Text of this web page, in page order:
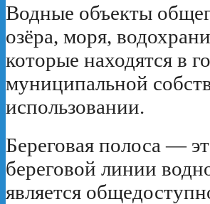
Водные объекты
озёра, моря,
которые находятся в
муниципальной
использовании.
Береговая полоса —
береговой линии
является